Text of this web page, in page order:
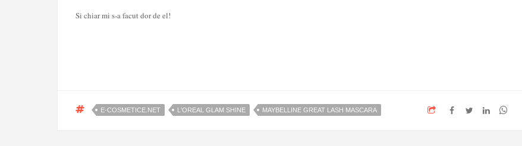
Si chiar mi s-a facut dor de el!
E-COSMETICE.NET L'OREAL GLAM SHINE MAYBELLINE GREAT LASH MASCARA